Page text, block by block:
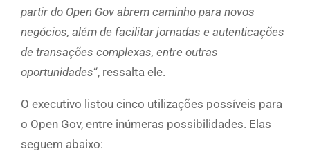
partir do Open Gov abrem caminho para novos
negócios, além de facilitar jornadas e autenticações
de transações complexas, entre outras
oportunidades“, ressalta ele.
O executivo listou cinco utilizações possíveis para
o Open Gov, entre inúmeras possibilidades. Elas
seguem abaixo: